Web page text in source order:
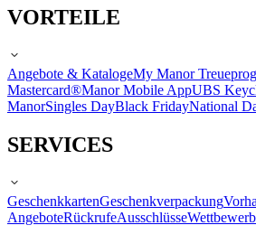
VORTEILE
Angebote & KatalogeMy Manor
Mastercard®Manor Mobile AppUBS
ManorSingles DayBlack FridayNational
SERVICES
GeschenkkartenGeschenkverpackung
AngeboteRückrufeAusschlüsse